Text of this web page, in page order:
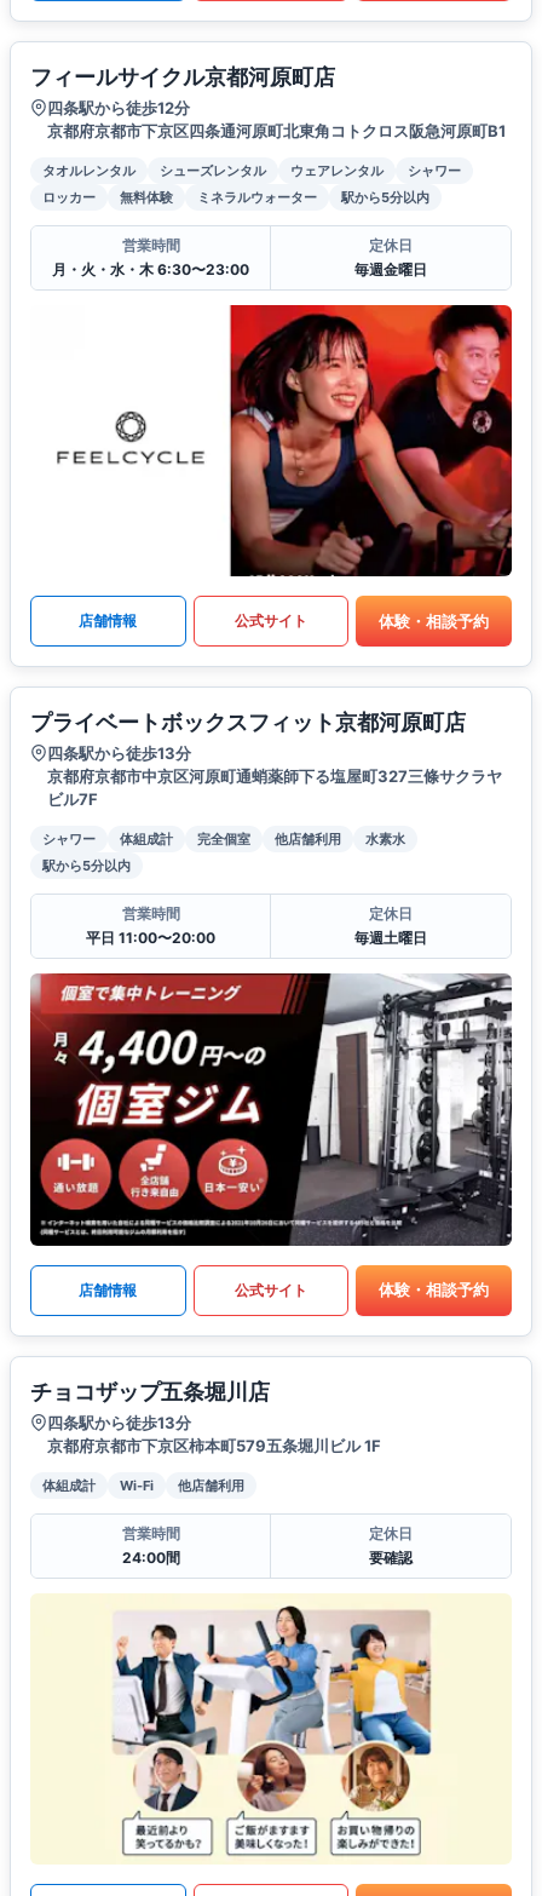
フィールサイクル京都河原町店
四条駅から徒歩12分
京都府京都市下京区四条通河原町北東角コトクロス阪急河原町B1
タオルレンタル シューズレンタル ウェアレンタル
シャワー
ロッカー
無料体験 ミネラルウォーター 駅から5分以内
営業時間
月・火・水・木 6:30〜23:00
定休日
毎週金曜日
店舗情報 公式サイト 体験・相談予約
プライベートボックスフィット京都河原町店
四条駅から徒歩13分
京都府京都市中京区河原町通蛸薬師下る塩屋町327三條サクラヤ
ビル7F
シャワー 体組成計 完全個室 他店舗利用
水素水
駅から5分以内
営業時間
平日 11:00〜20:00
定休日
毎週土曜日
店舗情報 公式サイト 体験・相談予約
チョコザップ五条堀川店
四条駅から徒歩13分
京都府京都市下京区柿本町579五条堀川ビル 1F
体組成計 Wi-Fi 他店舗利用
営業時間
24:00間
定休日
要確認